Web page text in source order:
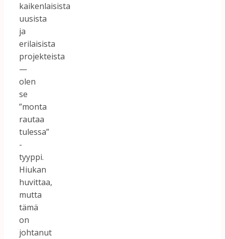
kaikenlaisista
uusista
ja
erilaisista
projekteista
—
olen
se
”monta
rautaa
tulessa”
-
tyyppi.
Hiukan
huvittaa,
mutta
tämä
on
johtanut